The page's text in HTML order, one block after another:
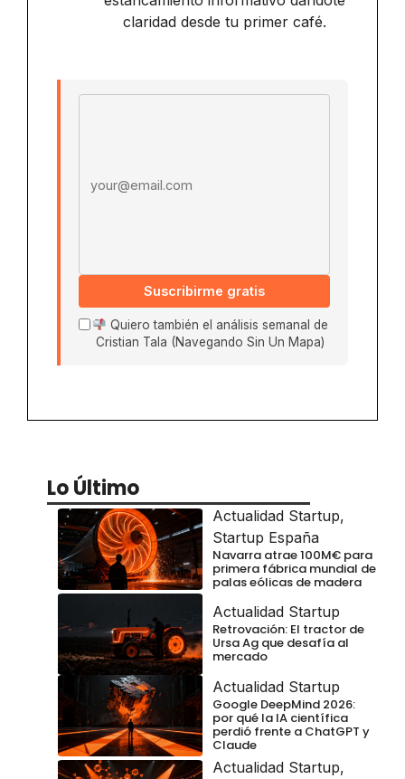
claridad desde tu primer café.
Suscribirme gratis
Quiero también el análisis semanal de
Cristian Tala (Navegando Sin Un Mapa)
Lo Último
Actualidad Startup,
Startup España
Navarra atrae 100M€ para
primera fábrica mundial de
palas eólicas de madera
Actualidad Startup
Retrovación: El tractor de
Ursa Ag que desafía al
mercado
Actualidad Startup
Google DeepMind 2026:
por qué la IA científica
perdió frente a ChatGPT y
Claude
Actualidad Startup,